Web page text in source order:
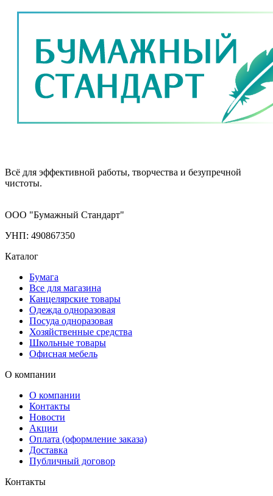
Всё для эффективной работы, творчества и безупречной
чистоты.
ООО "Бумажный Стандарт"
УНП: 490867350
Каталог
Бумага
Все для магазина
Канцелярские товары
Одежда одноразовая
Посуда одноразовая
Хозяйственные средства
Школьные товары
Офисная мебель
О компании
О компании
Контакты
Новости
Акции
Оплата (оформление заказа)
Доставка
Публичный договор
Контакты